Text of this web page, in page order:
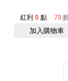
紅利 0 點 79
加入購物車